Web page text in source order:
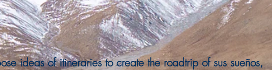
ideas of itineraries to create the roadtrip of sus sueños,